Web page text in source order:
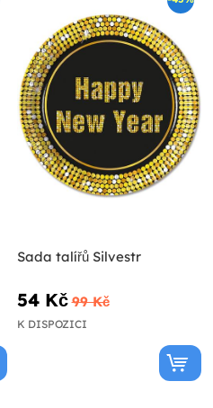
Sada talířů Silvestr
54 Kč 99 Kč
K DISPOZICI